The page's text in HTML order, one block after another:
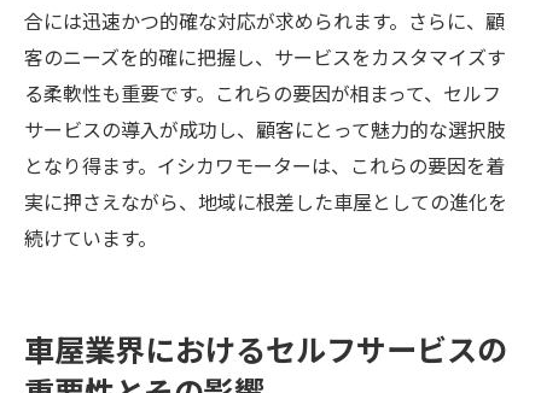
合には迅速かつ的確な対応が求められます。さらに、顧
客のニーズを的確に把握し、サービスをカスタマイズす
る柔軟性も重要です。これらの要因が相まって、セルフ
サービスの導入が成功し、顧客にとって魅力的な選択肢
となり得ます。イシカワモーターは、これらの要因を着
実に押さえながら、地域に根差した車屋としての進化を
続けています。
車屋業界におけるセルフサービスの